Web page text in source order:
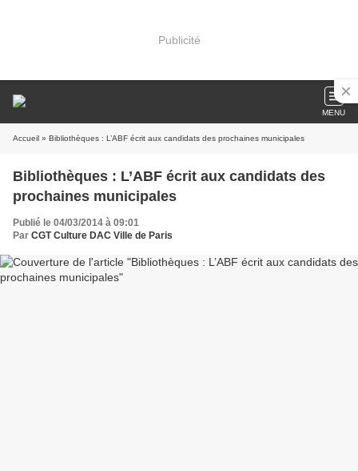
Publicité
MENU
Accueil » Bibliothèques : L’ABF écrit aux candidats des prochaines municipales
Bibliothèques : L’ABF écrit aux candidats des
prochaines municipales
Publié le 04/03/2014 à 09:01
Par CGT Culture DAC Ville de Paris